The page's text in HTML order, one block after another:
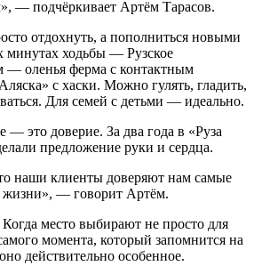
— подчёркивает Артём Тарасов.
отдохнуть, а пополниться новыми
минутах ходьбы — Рузское
— оленья ферма с контактным
с хаски. Можно гулять, гладить,
Для семей с детьми — идеально.
— это доверие. За два года в «Руза
предложение руки и сердца.
наши клиенты доверяют нам самые
— говорит Артём.
место выбирают не просто для
момента, который запомнится на
действительно особенное.